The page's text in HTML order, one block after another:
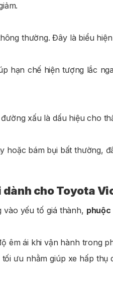
thường. Đây là biểu
hạn chế hiện tượng lắc
xấu là dấu hiệu cho
hoặc bám bụi bất thường,
dành cho Toyota
yếu tố giá thành,
êm ái khi vận hành
ưu nhằm giúp xe hấp thụ